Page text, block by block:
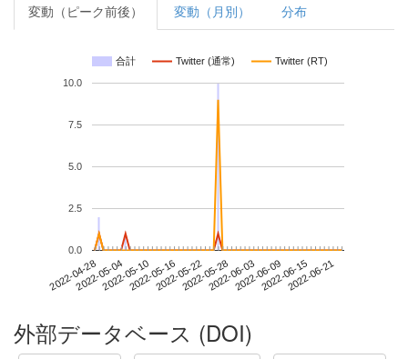
変動（ピーク前後） 変動（月別） 分布
合計 Twitter (通常) Twitter (RT)
2022-04-282022-05-042022-05-102022-05-162022-05-222022-05-282022-06-032022-06-092022-06-152022-06-21
0.0
2.5
5.0
7.5
10.0
外部データベース (DOI)